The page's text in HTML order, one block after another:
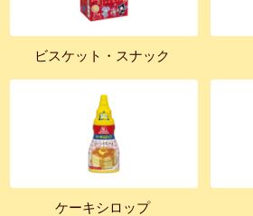
ビスケット・スナック
ケーキシロップ